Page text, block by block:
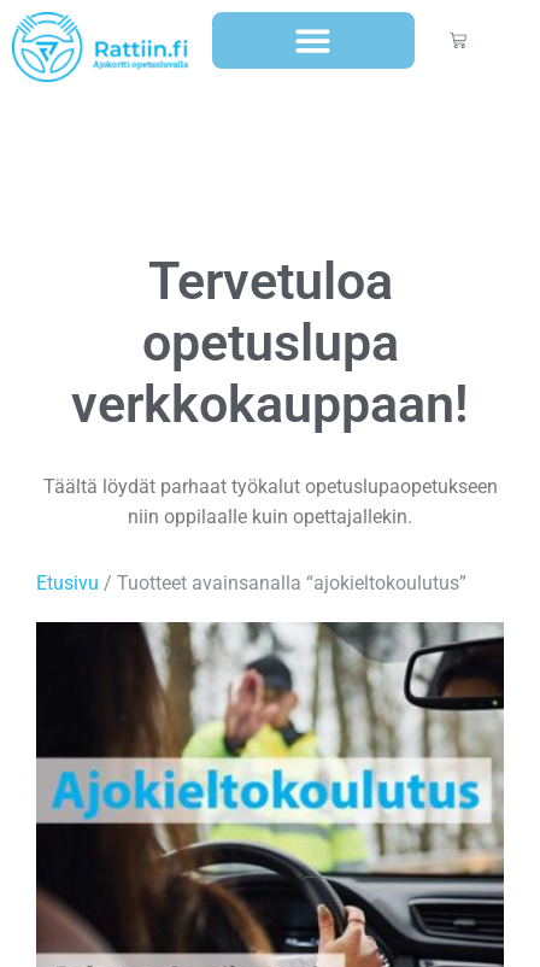
Tervetuloa
opetuslupa
verkkokauppaan!
Täältä löydät parhaat työkalut opetuslupaopetukseen
niin oppilaalle kuin opettajallekin.
Etusivu / Tuotteet avainsanalla “ajokieltokoulutus”